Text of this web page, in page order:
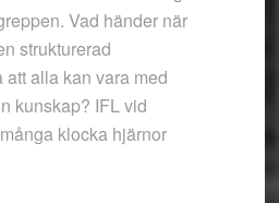
Vad händer när
strukturerad
alla kan vara med
kunskap? IFL vid
klocka hjärnor